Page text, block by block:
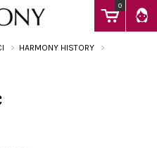
0
HARMONY HISTORY